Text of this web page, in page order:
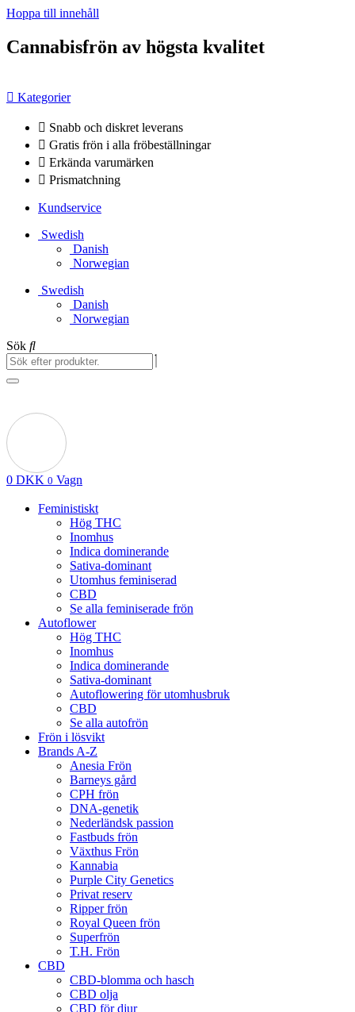
Hoppa till innehåll
Cannabisfrön av högsta kvalitet
Kategorier
Snabb och diskret leverans
Gratis frön i alla fröbeställningar
Erkända varumärken
Prismatchning
Kundservice
Swedish
Danish
Norwegian
Swedish
Danish
Norwegian
Sök
0 DKK 0 Vagn
Feministiskt
Hög THC
Inomhus
Indica dominerande
Sativa-dominant
Utomhus feminiserad
CBD
Se alla feminiserade frön
Autoflower
Hög THC
Inomhus
Indica dominerande
Sativa-dominant
Autoflowering för utomhusbruk
CBD
Se alla autofrön
Frön i lösvikt
Brands A-Z
Anesia Frön
Barneys gård
CPH frön
DNA-genetik
Nederländsk passion
Fastbuds frön
Växthus Frön
Kannabia
Purple City Genetics
Privat reserv
Ripper frön
Royal Queen frön
Superfrön
T.H. Frön
CBD
CBD-blomma och hasch
CBD olja
CBD för djur